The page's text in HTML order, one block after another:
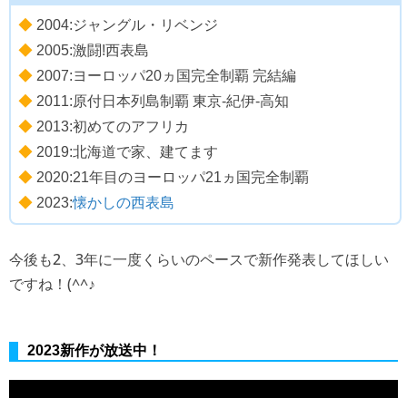
◆ 2004:ジャングル・リベンジ
◆ 2005:激闘!西表島
◆ 2007:ヨーロッパ20ヵ国完全制覇 完結編
◆ 2011:原付日本列島制覇 東京-紀伊-高知
◆ 2013:初めてのアフリカ
◆ 2019:北海道で家、建てます
◆ 2020:21年目のヨーロッパ21ヵ国完全制覇
◆ 2023:懐かしの西表島
今後も2、3年に一度くらいのペースで新作発表してほしい
ですね！(^^♪
2023新作が放送中！